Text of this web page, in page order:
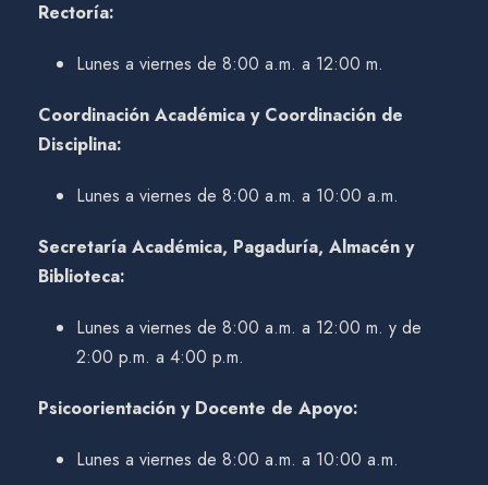
Rectoría:
Lunes a viernes de 8:00 a.m. a 12:00 m.
Coordinación Académica y Coordinación de
Disciplina:
Lunes a viernes de 8:00 a.m. a 10:00 a.m.
Secretaría Académica, Pagaduría, Almacén y
Biblioteca:
Lunes a viernes de 8:00 a.m. a 12:00 m. y de
2:00 p.m. a 4:00 p.m.
Psicoorientación y Docente de Apoyo:
Lunes a viernes de 8:00 a.m. a 10:00 a.m.